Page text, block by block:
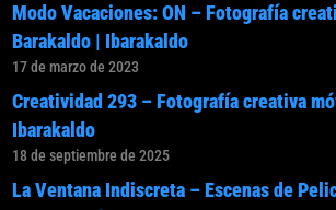
Modo Vacaciones: ON – Fotografía
Barakaldo | Ibarakaldo
17 de marzo de 2023
Creatividad 293 – Fotografía creativa
Ibarakaldo
18 de septiembre de 2025
La Ventana Indiscreta – Escenas de